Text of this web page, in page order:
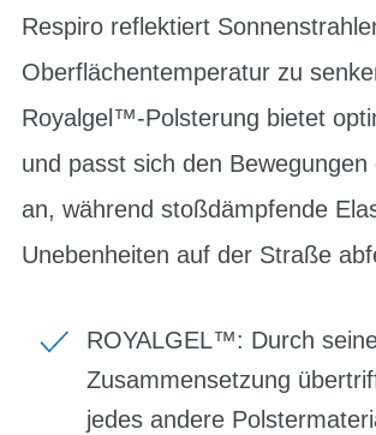
Respiro reflektiert
Oberflächentemperatur zu
Royalgel™-Polsterung bietet
und passt sich den
an, während stoßdämpfende
Unebenheiten auf der Straße
ROYALGEL™: Durch
Zusammensetzung
jedes andere